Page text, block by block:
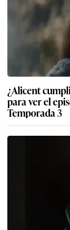
¿Alicent
para ver el
Temporada 3